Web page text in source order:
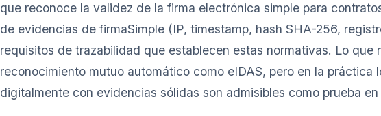
que reconoce la validez de la firma electrónica simple para
de evidencias de firmaSimple (IP, timestamp, hash SHA-256,
requisitos de trazabilidad que establecen estas normativas. Lo que
reconocimiento mutuo automático como eIDAS, pero en la práctica
digitalmente con evidencias sólidas son admisibles como prueba en